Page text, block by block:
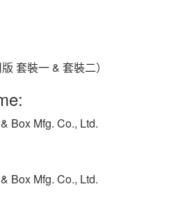
套裝一 & 套裝二）
Box Mfg. Co., Ltd.
Box Mfg. Co., Ltd.